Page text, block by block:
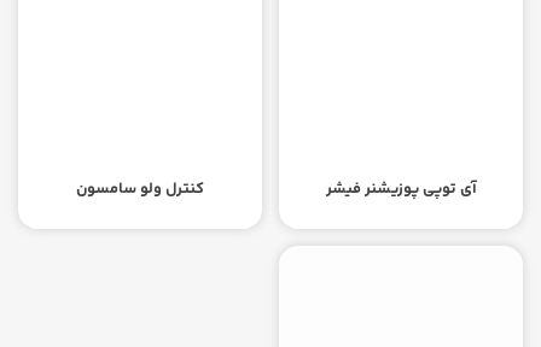
آی توپی پوزیشنر فیشر کنترل ولو سامسون